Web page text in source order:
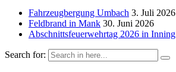
Fahrzeugbergung Umbach 3. Juli 2026
Feldbrand in Mank 30. Juni 2026
Abschnittsfeuerwehrtag 2026 in Inning
Search for: